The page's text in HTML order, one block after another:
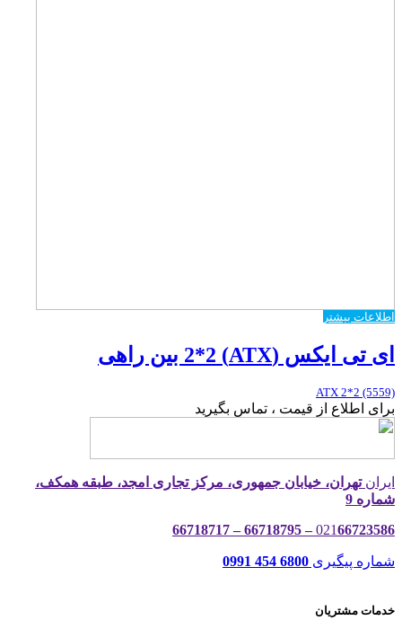
اطلاعات بیشتر
ای تی ایکس (ATX) 2*2 بین راهی
ATX 2*2 (5559)
برای اطلاع از قیمت ، تماس بگیرید
ایرانتهران، خیابان جمهوری، مرکز تجاری امجد، طبقه همکف،
شماره 9
02166723586 – 66718795 – 66718717
شماره پیگیری 6800 454 0991
خدمات مشتریان